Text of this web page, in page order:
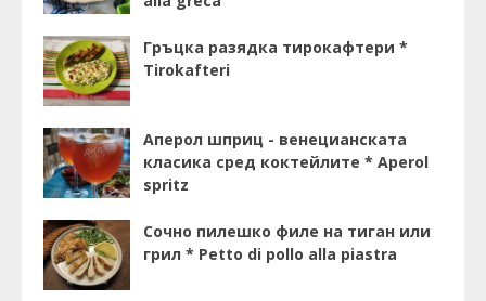
Гръцка разядка тирокафтери *
Tirokafteri
Аперол шприц - венецианската
класика сред коктейлите * Aperol
spritz
Сочно пилешко филе на тиган или
грил * Petto di pollo alla piastra